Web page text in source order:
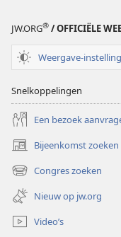
JW.ORG® / OFFICIËLE
Weergave-
Snelkoppelingen
Een bezoek
Bijeenkomst zoeken
(opent
nieuw
venster)
Congres zoeken
(opent
nieuw
venster)
Nieuw op jw.org
Video’s